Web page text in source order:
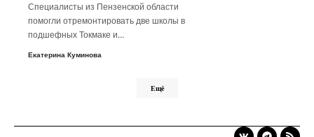
Специалисты из Пензенской области
помогли отремонтировать две школы в
подшефных Токмаке и…
Екатерина Куминова
Ещё